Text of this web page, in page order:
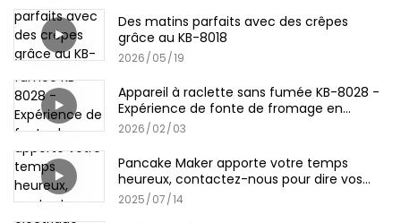
Des matins parfaits avec des crêpes
grâce au KB-8018
2026 05 19
Appareil à raclette sans fumée KB-8028 -
Expérience de fonte de fromage en
intérieur
2026 02 03
Pancake Maker apporte votre temps
heureux, contactez-nous pour dire vos
conseils!
2025 07 14